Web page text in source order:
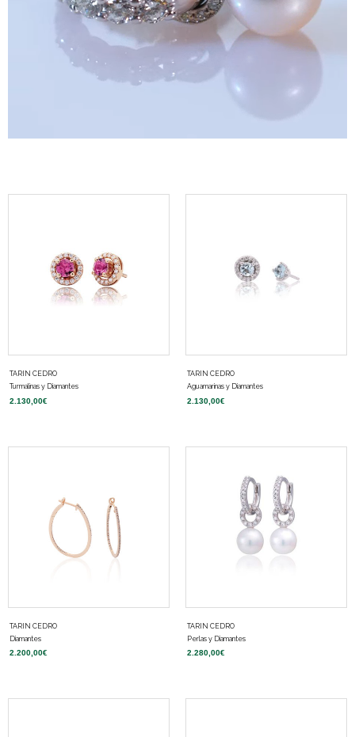
TARIN CEDRO
Turmalinas y Diamantes
2.130,00€
TARIN CEDRO
Aguamarinas y Diamantes
2.130,00€
TARIN CEDRO
Diamantes
2.200,00€
TARIN CEDRO
Perlas y Diamantes
2.280,00€